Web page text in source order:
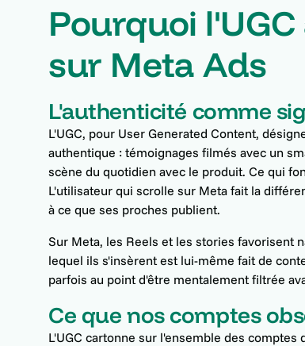
Pourquoi
sur Meta Ads
L'authenticité comme
L'UGC, pour User Generated Content,
authentique : témoignages filmés avec un
scène du quotidien avec le produit. Ce qui
L'utilisateur qui scrolle sur Meta fait la
à ce que ses proches publient.
Sur Meta, les Reels et les stories favorisent
lequel ils s'insèrent est lui-même fait de
parfois au point d'être mentalement filtrée
Ce que nos comptes
L'UGC cartonne sur l'ensemble des